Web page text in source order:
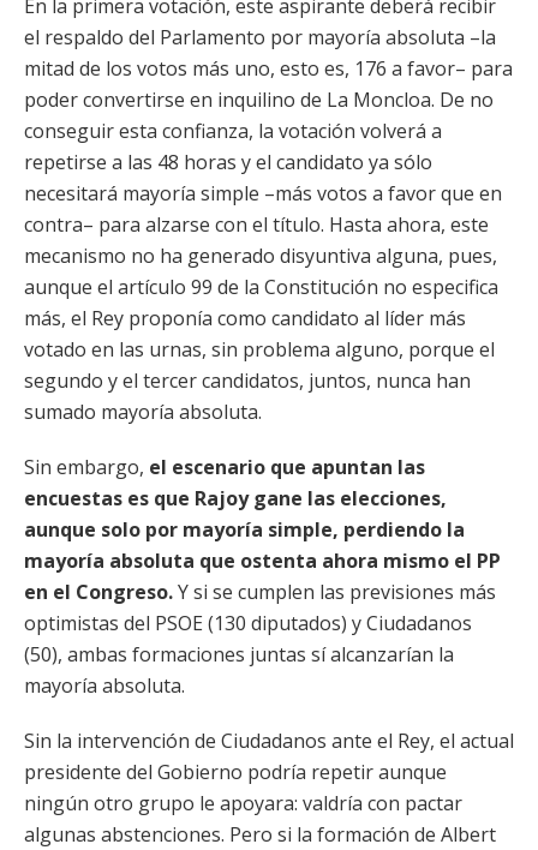
En la primera votación, este aspirante deberá recibir
el respaldo del Parlamento por mayoría absoluta –la
mitad de los votos más uno, esto es, 176 a favor– para
poder convertirse en inquilino de La Moncloa. De no
conseguir esta confianza, la votación volverá a
repetirse a las 48 horas y el candidato ya sólo
necesitará mayoría simple –más votos a favor que en
contra– para alzarse con el título. Hasta ahora, este
mecanismo no ha generado disyuntiva alguna, pues,
aunque el artículo 99 de la Constitución no especifica
más, el Rey proponía como candidato al líder más
votado en las urnas, sin problema alguno, porque el
segundo y el tercer candidatos, juntos, nunca han
sumado mayoría absoluta.
Sin embargo, el escenario que apuntan las
encuestas es que Rajoy gane las elecciones,
aunque solo por mayoría simple, perdiendo la
mayoría absoluta que ostenta ahora mismo el PP
en el Congreso.Y si se cumplen las previsiones más
optimistas del PSOE (130 diputados) y Ciudadanos
(50), ambas formaciones juntas sí alcanzarían la
mayoría absoluta.
Sin la intervención de Ciudadanos ante el Rey, el actual
presidente del Gobierno podría repetir aunque
ningún otro grupo le apoyara: valdría con pactar
algunas abstenciones. Pero si la formación de Albert